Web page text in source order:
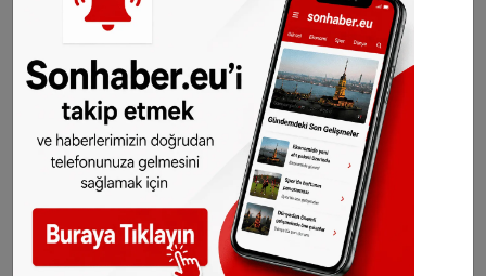
Sigaralara delil olarak el konuldu.